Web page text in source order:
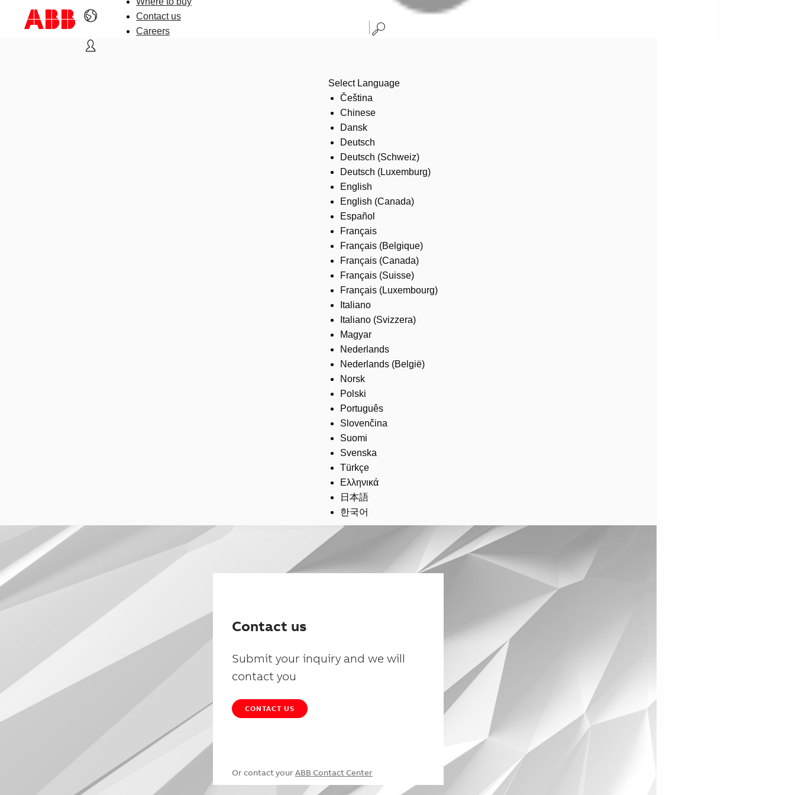
Contact us
Careers
Select Language
Čeština
Chinese
Dansk
Deutsch
Deutsch (Schweiz)
Deutsch (Luxemburg)
English
English (Canada)
Español
Français
Français (Belgique)
Français (Canada)
Français (Suisse)
Français (Luxembourg)
Italiano
Italiano (Svizzera)
Magyar
Nederlands
Nederlands (België)
Norsk
Polski
Português
Slovenčina
Suomi
Svenska
Türkçe
Ελληνικά
日本語
한국어
Contact us
Submit your inquiry and we will
contact you
CONTACT US
Or contact your ABB Contact Center